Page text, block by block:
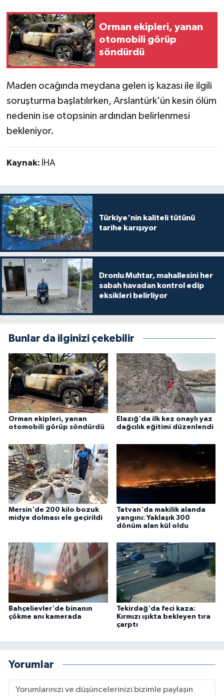
Orman ekipleri, yanan
otomobili görüp
söndürdü
Maden ocağında meydana gelen iş kazası ile ilgili
soruşturma başlatılırken, Arslantürk'ün kesin ölüm
nedenin ise otopsinin ardından belirlenmesi
bekleniyor.
Kaynak: İHA
Türkiye'nin kaliteli tütünü
tarihe karışıyor
Dronlu Muhtar, mahallesini her
sabah havadan kontrol edip
eksikleri belirliyor
Bunlar da ilginizi çekebilir
Orman ekipleri, yanan
otomobili görüp söndürdü
Elazığ'da ilk kez onaylı yaz
dağcılık eğitimi düzenlendi
Mersin'de 200 kilo bozuk
midye dolması ele geçirildi
Tatvan'da makilik alanda
yangını: Yaklaşık 300
dönüm alan kül oldu
Bahçelievler'de binanın
çökme anı kamerada
Tekirdağ'da feci kaza:
Kırmızı ışıkta bekleyen tıra
çarptı
Yorumlar